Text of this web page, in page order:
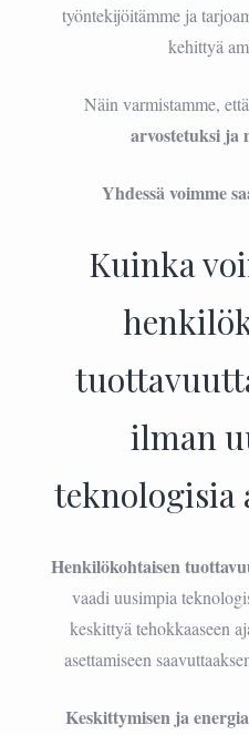
työntekijöitämme ja
kehittyä
Näin varmistamme,
arvostetuksi ja
Yhdessä voimme
Kuinka
ilman
teknologisia
Henkilökohtaisen
vaadi uusimpia
keskittyä tehokkaaseen
asettamiseen
Keskittymisen ja